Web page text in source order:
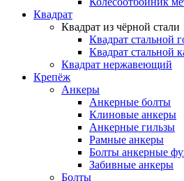
Квадрат
Квадрат из чёрной стали
Квадрат стальной
Квадрат стальной
Квадрат нержавеющий
Крепёж
Анкеры
Анкерные болты
Клиновые анкеры
Анкерные гильзы
Рамные анкеры
Болты анкерные
Забивные анкеры
Болты